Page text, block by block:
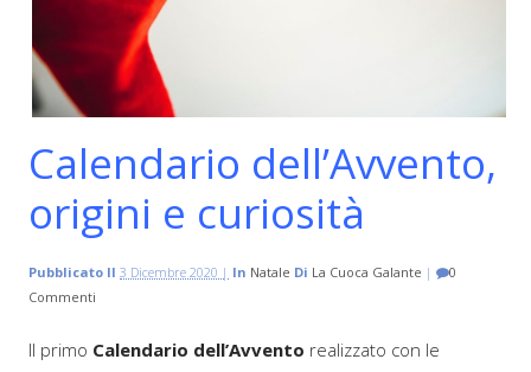
Calendario dell’Avvento,
origini e curiosità
Pubblicato Il3 Dicembre 2020 | In Natale Di La Cuoca Galante |
0
Commenti
Il primo Calendario dell’Avvento realizzato con le